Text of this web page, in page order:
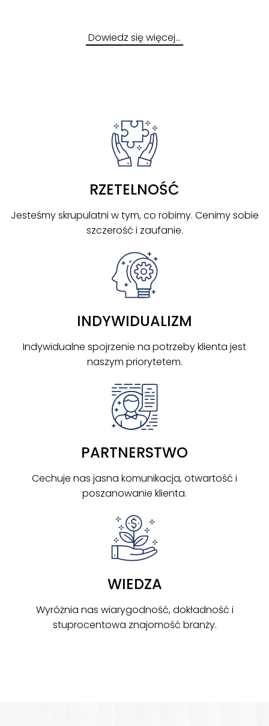
Dowiedz się więcej…
RZETELNOŚĆ
Jesteśmy skrupulatni w tym, co robimy. Cenimy sobie
szczerość i zaufanie.
INDYWIDUALIZM
Indywidualne spojrzenie na potrzeby klienta jest
naszym priorytetem.
PARTNERSTWO
Cechuje nas jasna komunikacja, otwartość i
poszanowanie klienta.
WIEDZA
Wyróżnia nas wiarygodność, dokładność i
stuprocentowa znajomość branży.